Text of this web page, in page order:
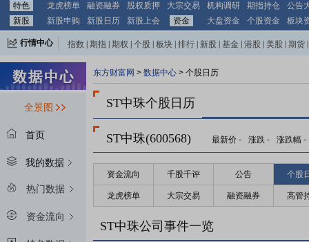
特色 龙虎榜单 融资融券 股权质押 大宗交易 机构调研 期指持仓
公告
新股
新股申购 新股日历 新股上会 资金 大盘资金 个股资金 板块
行情中心 指数 期指 期权 个股 板块 排行 新股 基金 港股 美股 期货
全景图
首页
我的数据
热门数据
资金流向
东方财富网 > 数据中心 > 个股日历
ST中珠个股日历
ST中珠(600568) 最新价 - 涨跌 - 涨跌幅 -
资金流向 千股千评 公告 个股
龙虎榜单 大宗交易 融资融券 高管
ST中珠公司事件一览